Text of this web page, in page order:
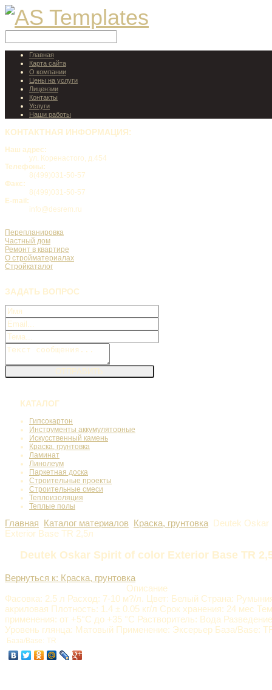
Главная
Карта сайта
О компании
Цены на услуги
Лицензии
Контакты
Услуги
Наши работы
КОНТАКТНАЯ ИНФОРМАЦИЯ:
Наш адрес:
ул. Коренастого, д.454
Телефоны:
8(499)031-50-57
Факс:
8(499)031-50-57
E-mail:
info@desrem.ru
Перепланировка
Частный дом
Ремонт в квартире
О стройматериалах
Стройкаталог
ЗАДАТЬ ВОПРОС
КАТАЛОГ
Гипсокартон
Инструменты аккумуляторные
Искусственный камень
Краска, грунтовка
Ламинат
Линолеум
Паркетная доска
Строительные проекты
Строительные смеси
Теплоизоляция
Теплые полы
Главная Каталог материалов Краска, грунтовка Deutek Oskar
Exterior Base TR 2,5л
Deutek Oskar Spirit of color Exterior Base TR
Вернуться к: Краска, грунтовка
Описание
Фасовка: 2.5 л Расход: 7-10 м?/л. Цвет: Белый Страна:
акриловая Плотность: 1.4 ± 0.05 кг/л Срок хранения: 24 мес
применения: от +5°С до +35 °С Растворитель: Вода
Уровень глянца: Матовый Применение: Эксерьер База/Base:
База/Base: TR